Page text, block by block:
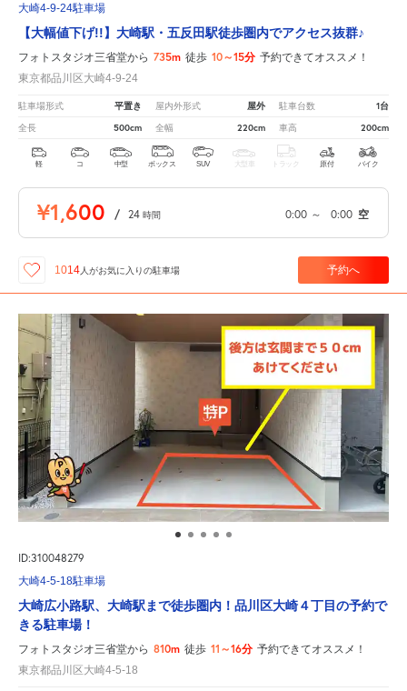
大崎4-9-24駐車場
【大幅値下げ!!】大崎駅・五反田駅徒歩圏内でアクセス抜群♪
フォトスタジオ三省堂から 735m 徒歩 10～15分 予約できてオススメ！
東京都品川区大崎4-9-24
駐車場形式 平置き 屋内外形式 屋外 駐車台数 1台
全長 500cm 全幅 220cm 車高 200cm
軽 コ 中型 ボックス SUV 大型車 トラック 原付 バイク
¥1,600 / 24 時間 0:00 ～ 0:00 空
1014人がお気に入りの駐車場 予約へ
ID:310048279
大崎4-5-18駐車場
大崎広小路駅、大崎駅まで徒歩圏内！品川区大崎４丁目の予約で
きる駐車場！
フォトスタジオ三省堂から 810m 徒歩 11～16分 予約できてオススメ！
東京都品川区大崎4-5-18